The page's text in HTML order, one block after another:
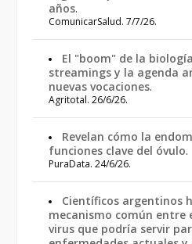
años.
ComunicarSalud. 7/7/26.
El "boom" de la
streamings y la agenda
nuevas vocaciones.
Agritotal. 26/6/26.
Revelan cómo la
funciones clave del óvulo.
PuraData. 24/6/26.
Científicos argentinos
mecanismo común entre
virus que podría servir